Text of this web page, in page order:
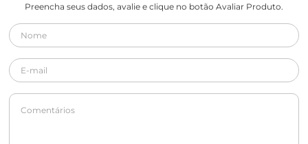
Preencha seus dados, avalie e clique no botão Avaliar Produto.